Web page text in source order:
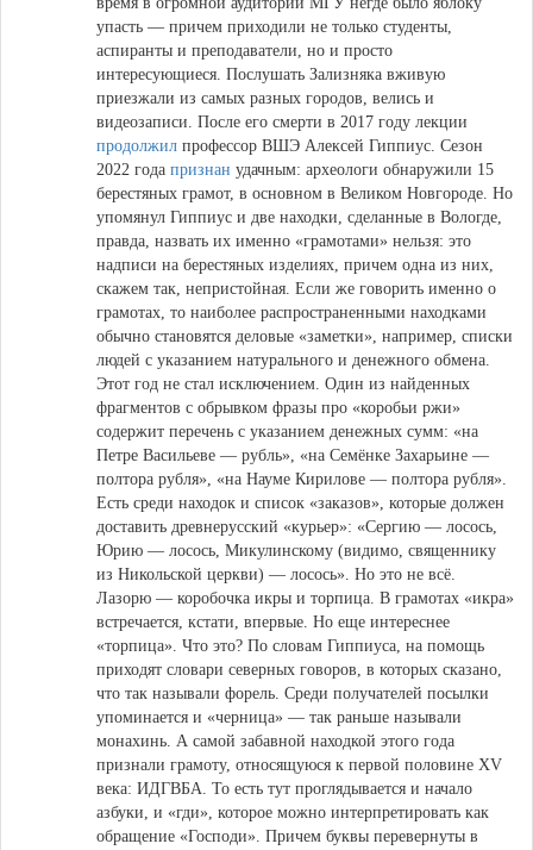
упасть — причем приходили не только студенты,
аспиранты и преподаватели, но и просто
интересующиеся. Послушать Зализняка вживую
приезжали из самых разных городов, велись и
видеозаписи. После его смерти в 2017 году лекции
продолжил профессор ВШЭ Алексей Гиппиус. Сезон
2022 года признан удачным: археологи обнаружили 15
берестяных грамот, в основном в Великом Новгороде. Но
упомянул Гиппиус и две находки, сделанные в Вологде,
правда, назвать их именно «грамотами» нельзя: это
надписи на берестяных изделиях, причем одна из них,
скажем так, непристойная. Если же говорить именно о
грамотах, то наиболее распространенными находками
обычно становятся деловые «заметки», например, списки
людей с указанием натурального и денежного обмена.
Этот год не стал исключением. Один из найденных
фрагментов с обрывком фразы про «коробьи ржи»
содержит перечень с указанием денежных сумм: «на
Петре Васильеве — рубль», «на Семёнке Захарьине —
полтора рубля», «на Науме Кирилове — полтора рубля».
Есть среди находок и список «заказов», которые должен
доставить древнерусский «курьер»: «Сергию — лосось,
Юрию — лосось, Микулинскому (видимо, священнику
из Никольской церкви) — лосось». Но это не всё.
Лазорю — коробочка икры и торпица. В грамотах «икра»
встречается, кстати, впервые. Но еще интереснее
«торпица». Что это? По словам Гиппиуса, на помощь
приходят словари северных говоров, в которых сказано,
что так называли форель. Среди получателей посылки
упоминается и «черница» — так раньше называли
монахинь. А самой забавной находкой этого года
признали грамоту, относящуюся к первой половине XV
века: ИДГВБА. То есть тут проглядывается и начало
азбуки, и «гди», которое можно интерпретировать как
обращение «Господи». Причем буквы перевернуты в